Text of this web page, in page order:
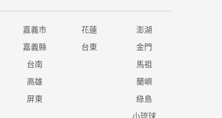
嘉義市 花蓮 澎湖
嘉義縣 台東 金門
台南 馬祖
高雄 蘭嶼
屏東 綠島
小琉球